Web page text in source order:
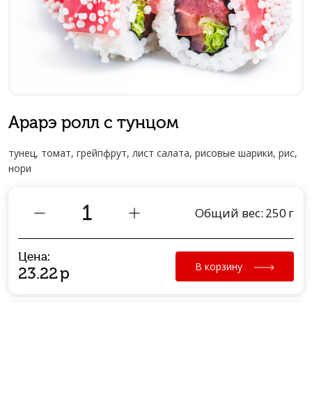
Арарэ ролл с тунцом
тунец, томат, грейпфрут, лист салата, рисовые шарики, рис,
нори
Общий вес: 250 г
Цена:
23.22р В корзину